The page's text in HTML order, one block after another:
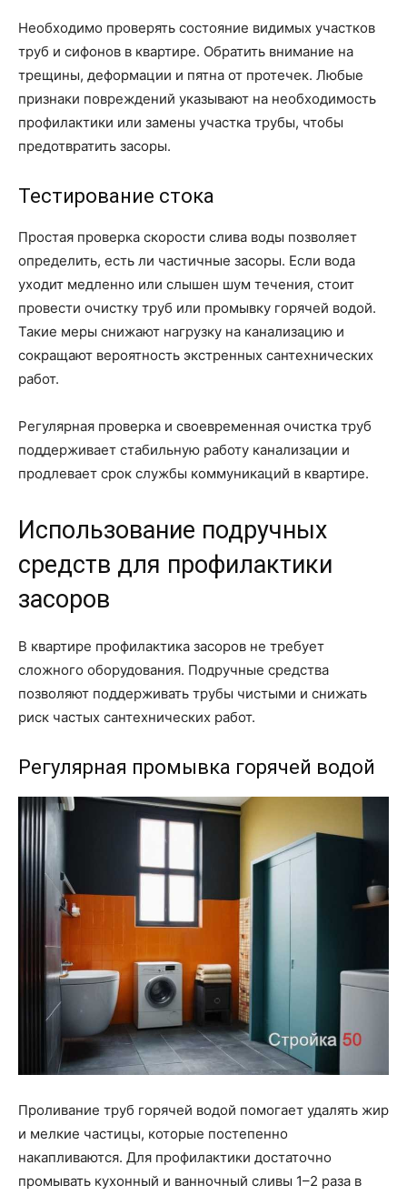
Необходимо проверять состояние видимых участков
труб и сифонов в квартире. Обратить внимание на
трещины, деформации и пятна от протечек. Любые
признаки повреждений указывают на необходимость
профилактики или замены участка трубы, чтобы
предотвратить засоры.
Тестирование стока
Простая проверка скорости слива воды позволяет
определить, есть ли частичные засоры. Если вода
уходит медленно или слышен шум течения, стоит
провести очистку труб или промывку горячей водой.
Такие меры снижают нагрузку на канализацию и
сокращают вероятность экстренных сантехнических
работ.
Регулярная проверка и своевременная очистка труб
поддерживает стабильную работу канализации и
продлевает срок службы коммуникаций в квартире.
Использование подручных
средств для профилактики
засоров
В квартире профилактика засоров не требует
сложного оборудования. Подручные средства
позволяют поддерживать трубы чистыми и снижать
риск частых сантехнических работ.
Регулярная промывка горячей водой
Проливание труб горячей водой помогает удалять жир
и мелкие частицы, которые постепенно
накапливаются. Для профилактики достаточно
промывать кухонный и ванночный сливы 1–2 раза в